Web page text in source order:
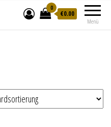
Menü
0
€0.00